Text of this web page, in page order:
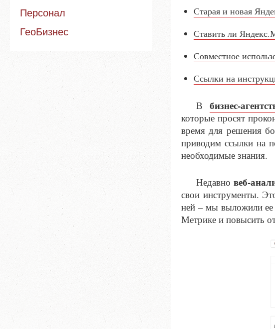
Персонал
ГеоБизнес
Старая и новая
Ставить ли
Совместное
Ссылки на
Вбизнес-
которые просят
время для решения
приводим ссылки на
необходимые знания.
Недавно веб-
свои инструменты.
ней – мы выложили
Метрике и повысить